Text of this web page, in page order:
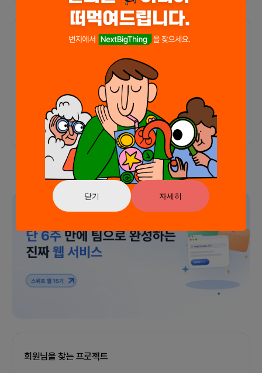
닫기 자세히
함께한 사람들이 남긴 말
프로젝트 프로챗
아직 후기가 도착하지 않았습니다
회원님을 찾는 프로젝트